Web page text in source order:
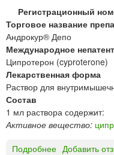
Регистрационный
Торговое название
Андрокур® Депо
Международное
Ципротерон (cyproterone)
Лекарственная форма
Раствор для
Состав
1 мл раствора содержит:
Активное вещество:
Подробнее Добавить